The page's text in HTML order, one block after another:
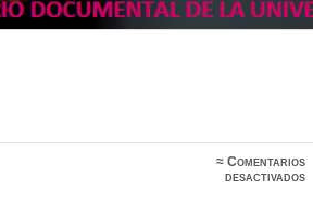
≈Comentarios
desactivadosen